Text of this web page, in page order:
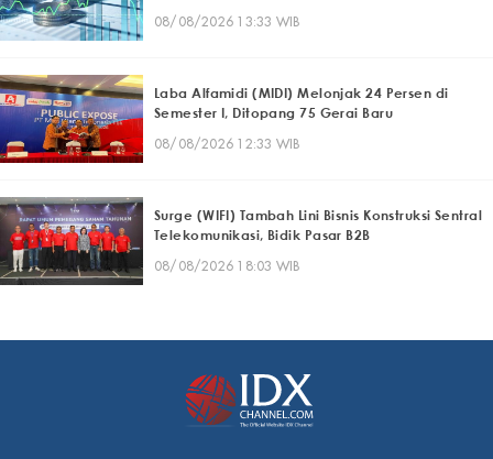
08/08/2026 13:33 WIB
Laba Alfamidi (MIDI) Melonjak 24 Persen di
Semester I, Ditopang 75 Gerai Baru
08/08/2026 12:33 WIB
Surge (WIFI) Tambah Lini Bisnis Konstruksi Sentral
Telekomunikasi, Bidik Pasar B2B
08/08/2026 18:03 WIB